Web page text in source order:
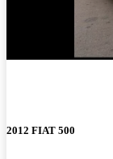
2012 FIAT 500